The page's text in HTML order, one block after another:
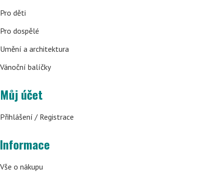
Pro děti
Pro dospělé
Umění a architektura
Vánoční balíčky
Můj účet
Přihlášení / Registrace
Informace
Vše o nákupu